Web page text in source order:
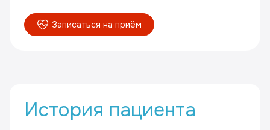
Записаться на приём
История пациента